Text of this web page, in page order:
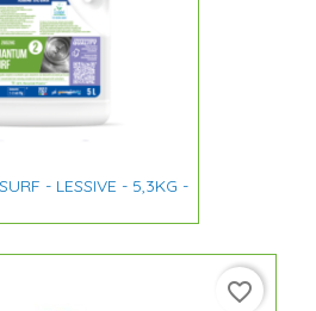
- LESSIVE - 5,3KG -
favorite_border